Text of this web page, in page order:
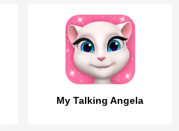
My Talking Angela